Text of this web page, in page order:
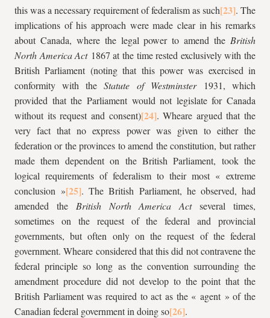
this was a necessary requirement of federalism as such
. The
implications of his approach were made clear in his remarks
about Canada, where the legal power to amend the British
North America Act1867 at the time rested exclusively with the
British Parliament (noting that this power was exercised in
conformity with theStatute of Westminster1931, which
provided that the Parliament would not legislate for Canada
without its request and consent)
. Wheare argued that the
very fact that no express power was given to either the
federation or the provinces to amend the constitution, but rather
made them dependent on the British Parliament, took the
logical requirements of federalism to their most « extreme
conclusion »
. The British Parliament, he observed, had
amended the British North America Actseveral times,
sometimes on the request of the federal and provincial
governments, but often only on the request of the federal
government. Wheare considered that this did not contravene the
federal principle so long as the convention surrounding the
amendment procedure did not develop to the point that the
British Parliament was required to act as the « agent » of the
Canadian federal government in doing so
.